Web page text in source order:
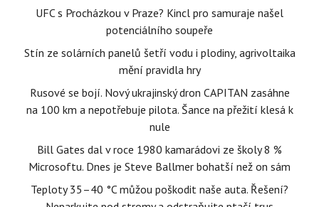
UFC s Procházkou v Praze? Kincl pro samuraje našel
potenciálního soupeře
Stín ze solárních panelů šetří vodu i plodiny, agrivoltaika
mění pravidla hry
Rusové se bojí. Nový ukrajinský dron CAPITAN zasáhne
na 100 km a nepotřebuje pilota. Šance na přežití klesá k
nule
Bill Gates dal v roce 1980 kamarádovi ze školy 8 %
Microsoftu. Dnes je Steve Ballmer bohatší než on sám
Teploty 35–40 °C můžou poškodit naše auta. Řešení?